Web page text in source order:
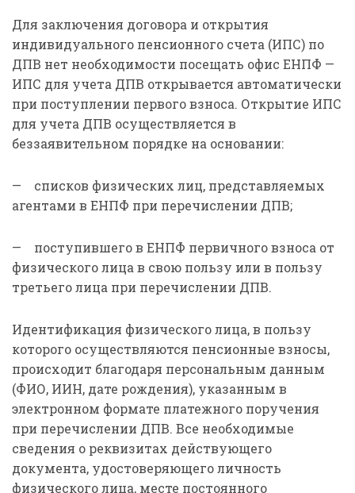
Для заключения договора и открытия
индивидуального пенсионного счета (ИПС) по
ДПВ нет необходимости посещать офис ЕНПФ —
ИПС для учета ДПВ открывается автоматически
при поступлении первого взноса. Открытие ИПС
для учета ДПВ осуществляется в
беззаявительном порядке на основании:
— списков физических лиц, представляемых
агентами в ЕНПФ при перечислении ДПВ;
— поступившего в ЕНПФ первичного взноса от
физического лица в свою пользу или в пользу
третьего лица при перечислении ДПВ.
Идентификация физического лица, в пользу
которого осуществляются пенсионные взносы,
происходит благодаря персональным данным
(ФИО, ИИН, дате рождения), указанным в
электронном формате платежного поручения
при перечислении ДПВ. Все необходимые
сведения о реквизитах действующего
документа, удостоверяющего личность
физического лица, месте постоянного